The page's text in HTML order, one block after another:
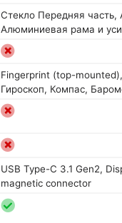
Стекло Передняя
Алюминиевая рама и
Fingerprint (top-
Гироскоп, Компас,
USB Type-C 3.1 Gen2,
magnetic connector